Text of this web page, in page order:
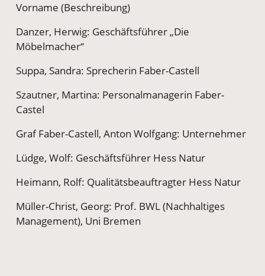
Vorname (Beschreibung)
Danzer, Herwig: Geschäftsführer „Die
Möbelmacher“
Suppa, Sandra: Sprecherin Faber-Castell
Szautner, Martina: Personalmanagerin Faber-
Castel
Graf Faber-Castell, Anton Wolfgang: Unternehmer
Lüdge, Wolf: Geschäftsführer Hess Natur
Heimann, Rolf: Qualitätsbeauftragter Hess Natur
Müller-Christ, Georg: Prof. BWL (Nachhaltiges
Management), Uni Bremen